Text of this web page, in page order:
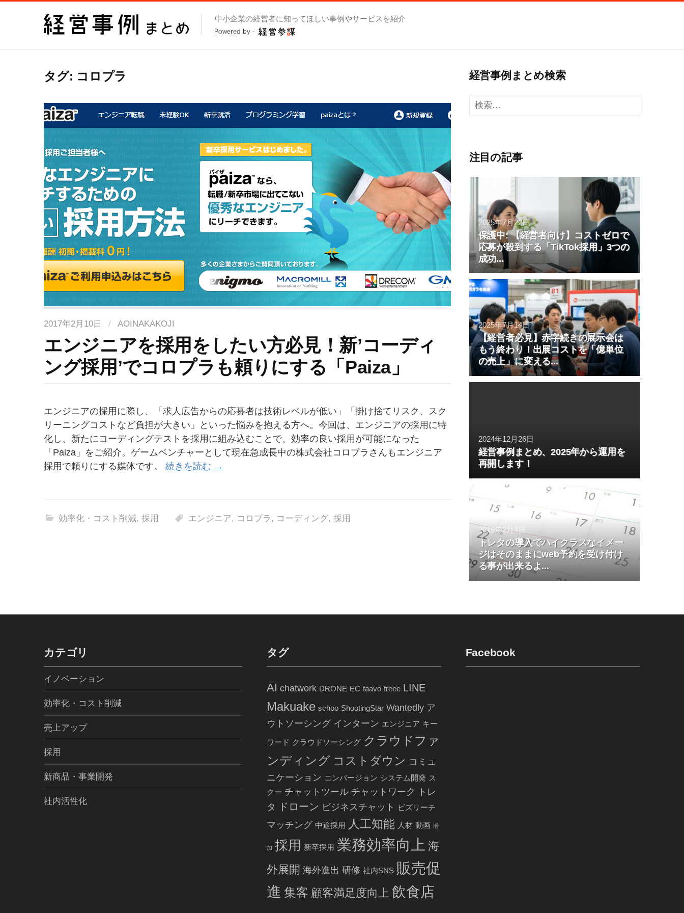
ン
中小企業の経営者に知ってほしい事例やサービスを紹介
タグ: コロプラ
2017年2月10日 / AOINAKAKOJI
エンジニアを採用をしたい方必見！新’コーディ
ング採用’でコロプラも頼りにする「Paiza」
エンジニアの採用に際し、「求人広告からの応募者は技術レベルが低い」「掛け捨てリスク、スク
リーニングコストなど負担が大きい」といった悩みを抱える方へ。今回は、エンジニアの採用に特
化し、新たにコーディングテストを採用に組み込むことで、効率の良い採用が可能になった
「Paiza」をご紹介。ゲームベンチャーとして現在急成長中の株式会社コロプラさんもエンジニア
採用で頼りにする媒体です。 続きを読む →
効率化・コスト削減, 採用 エンジニア, コロプラ , コーディング, 採用
経営事例まとめ検索
検
索:
注目の記事
2025年7月22日
保護中: 【経営者向け】コストゼロで
応募が殺到する「TikTok採用」3つの
成功...
2025年7月14日
【経営者必見】赤字続きの展示会は
もう終わり！出展コストを「億単位
の売上」に変える...
2024年12月26日
経営事例まとめ、2025年から運用を
再開します！
2019年2月4日
トレタの導入でハイクラスなイメー
ジはそのままにweb予約を受け付け
る事が出来るよ...
カテゴリ
イノベーション
効率化・コスト削減
売上アップ
採用
新商品・事業開発
社内活性化
タグ
AI chatwork DRONE EC faavo freee LINE
Makuake schoo ShootingStar Wantedly ア
ウトソーシング インターン エンジニア キー
ワード クラウドソーシング クラウドファ
ンディング コストダウン コミュ
ニケーション コンバージョン システム開発 ス
クー チャットツール チャットワーク
トレ
タ
ドローン ビジネスチャット ビズリーチ
マッチング 中途採用 人工知能 人材 動画 増
加 採用 新卒採用 業務効率向上 海
外展開 海外進出 研修 社内SNS 販売促
進 集客 顧客満足度向上 飲食店
Facebook